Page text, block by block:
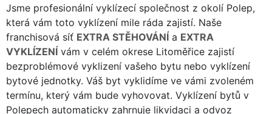
Jsme profesionální vyklízecí společnost z okolí Polep,
která vám toto vyklízení mile ráda zajistí. Naše
franchisová síť EXTRA STĚHOVÁNÍ a EXTRA
VYKLÍZENÍ vám v celém okrese Litoměřice zajistí
bezproblémové vyklizení vašeho bytu nebo vyklízení
bytové jednotky. Váš byt vyklidíme ve vámi zvoleném
termínu, který vám bude vyhovovat. Vyklízení bytů v
Polepech automaticky zahrnuje likvidaci a odvoz